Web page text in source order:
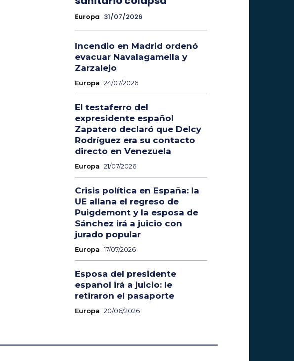
Europa 31/07/2026
Incendio en Madrid ordenó
evacuar Navalagamella y
Zarzalejo
Europa 24/07/2026
El testaferro del
expresidente español
Zapatero declaró que Delcy
Rodríguez era su contacto
directo en Venezuela
Europa 21/07/2026
Crisis política en España: la
UE allana el regreso de
Puigdemont y la esposa de
Sánchez irá a juicio con
jurado popular
Europa 17/07/2026
Esposa del presidente
español irá a juicio: le
retiraron el pasaporte
Europa 20/06/2026